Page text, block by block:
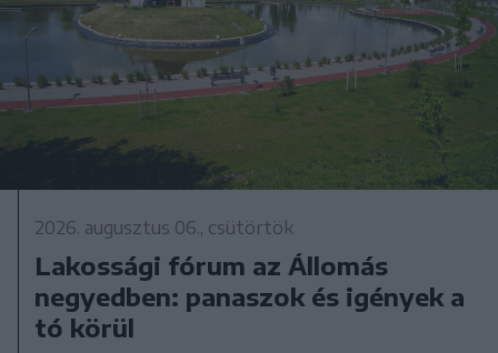
2026. augusztus 06., csütörtök
Lakossági fórum az Állomás
negyedben: panaszok és igények a
tó körül